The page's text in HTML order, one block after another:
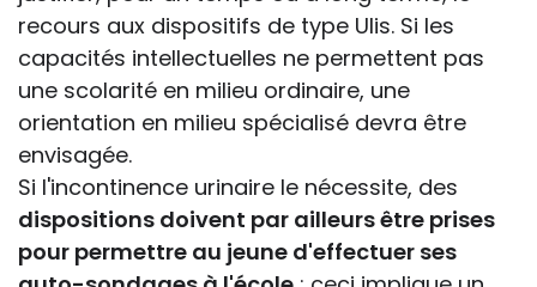
recours aux dispositifs de type Ulis. Si les
capacités intellectuelles ne permettent pas
une scolarité en milieu ordinaire, une
orientation en milieu spécialisé devra être
envisagée.
Si l'incontinence urinaire le nécessite, des
dispositions doivent par ailleurs être prises
pour permettre au jeune d'effectuer ses